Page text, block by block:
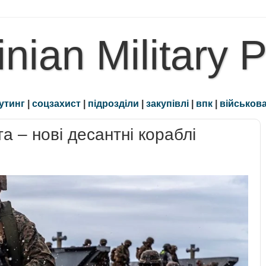
Military
| соцзахист | підрозділи | закупівлі | впк |
нові десантні кораблі